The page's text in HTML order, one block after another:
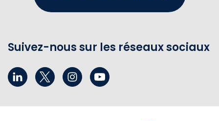
Suivez-nous sur les réseaux sociaux